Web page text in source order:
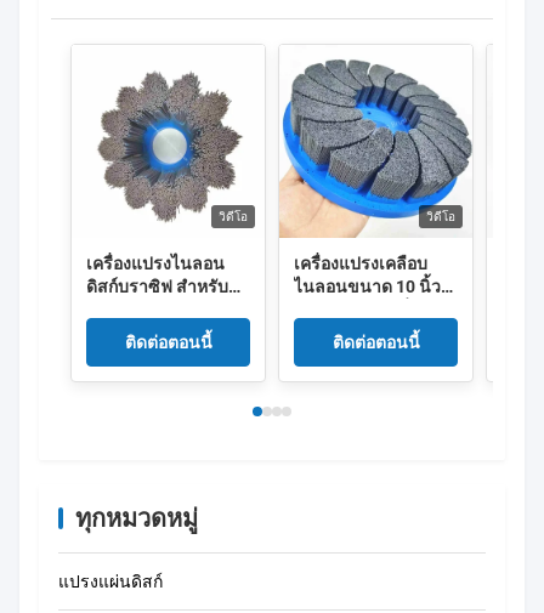
วิดีโอ
เครื่องแปรงไนลอน
ดิสก์บราซิฟ สําหรับ
ติดต่อตอนนี้
วิดีโอ
เครื่องแปรงเคลือบ
ไนลอนขนาด 10 นิ้ว
แปรงเคลือบ ATB
ติดต่อตอนนี้
ทุกหมวดหมู่
แปรงแผ่นดิสก์